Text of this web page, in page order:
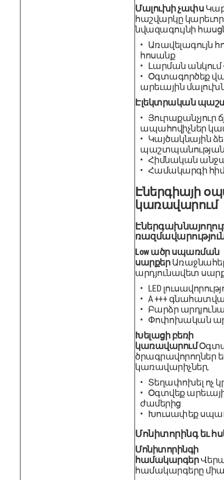
Մալուխի չափս
հաշվարկը կարեւոր
նվազագույնի
Առավելագույն
հոսանք
Լարման անկում
Օգտագործեք
արեւային
Էլեկտրական
Յուրաքանչյուր
ապահովիչներ
Կայծակնային
Հիմնական
Համակարգի
Էներգիայի
կառավարում
Low ածր սպառման
սարքեր
արդյունավետ
LED
A +++
Բարձր
Փոփոխական
Խելացի բեռի
կառավարում
ծրագրավորողներ
կառավարիչներ,
Տեղափոխել ոչ
Օգտվեք
ժամերից
Խուսափեք
Մոնիտորինգ եւ
Մոնիտորինգի
համակարգեր
համակարգերը